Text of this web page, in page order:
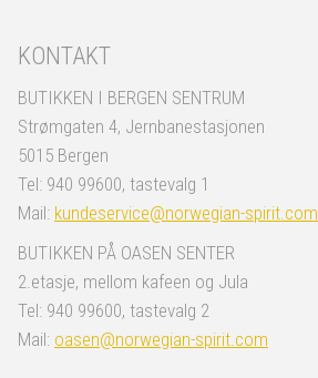
KONTAKT
BUTIKKEN I BERGEN SENTRUM
Strømgaten 4, Jernbanestasjonen
5015 Bergen
Tel: 940 99600, tastevalg 1
Mail: kundeservice@norwegian-spirit.com
BUTIKKEN PÅ OASEN SENTER
2.etasje, mellom kafeen og Jula
Tel: 940 99600, tastevalg 2
Mail: oasen@norwegian-spirit.com